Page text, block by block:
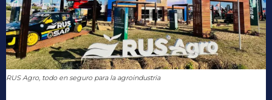
RUS Agro, todo en seguro para la agroindustria